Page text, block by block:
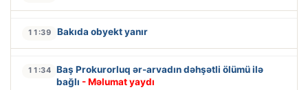
11:39 Bakıda obyekt yanır
11:34 Baş Prokurorluq ər-arvadın dəhşətli ölümü ilə
bağlı - Məlumat yaydı